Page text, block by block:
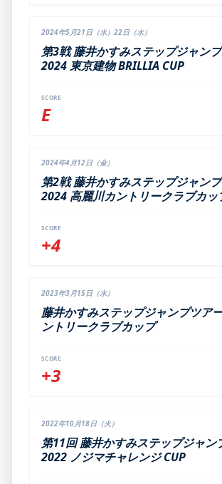
2024年5月21日（水）22日（水）
第3戦 藤井かすみステップジャン
2024 東京建物 BRILLIA CUP
SCORE
E
2024年4月12日（金）
第2戦 藤井かすみステップジャン
2024 高麗川カントリークラブカッ
SCORE
+4
2023年3月15日（水）
藤井かすみステップジャンプツア
ントリークラブカップ
SCORE
+3
2022年10月18日（火）
第11回 藤井かすみステップジャン
2022 ノジマチャレンジ CUP